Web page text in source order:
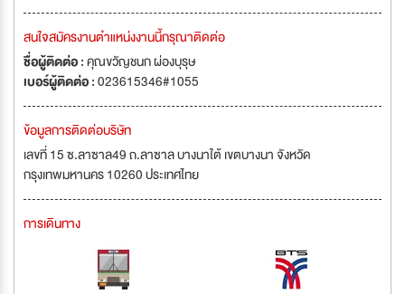
สนใจสมัครงานตำแหน่งงานนี้กรุณาติดต่อ
ชื่อผู้ติดต่อ :คุณขวัญชนก ผ่องบุรุษ
เบอร์ผู้ติดต่อ :023615346#1055
ข้อมูลการติดต่อบริษัท
เลขที่ 15 ซ.ลาซาล49 ถ.ลาซาล บางนาใต้ เขตบางนา จังหวัด
กรุงเทพมหานคร 10260 ประเทศไทย
การเดินทาง